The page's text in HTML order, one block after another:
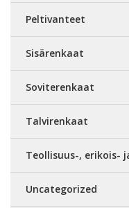
Peltivanteet
Sisärenkaat
Soviterenkaat
Talvirenkaat
Teollisuus-, erikois-
Uncategorized